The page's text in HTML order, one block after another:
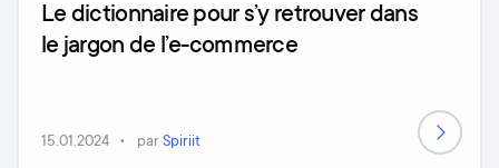
Le dictionnaire pour s’y retrouver dans
le jargon de l’e-commerce
15.01.2024 par Spiriit